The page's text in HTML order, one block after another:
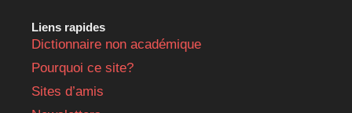
Liens rapides
Dictionnaire non académique
Pourquoi ce site?
Sites d’amis